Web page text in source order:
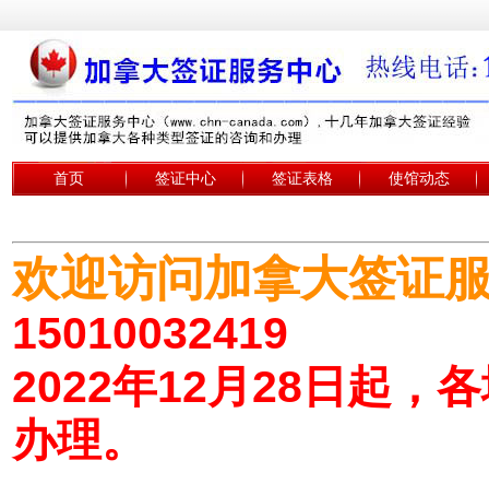
首页 签证中心 签证表格 使馆动态
欢迎访问加拿大签证
15010032419
2022年12月28日起，
办理。